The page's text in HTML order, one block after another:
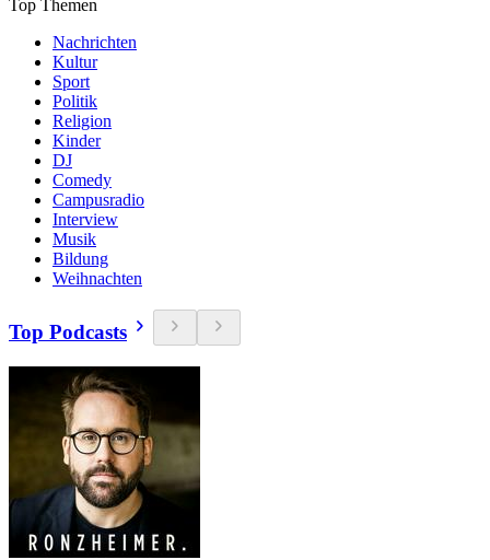
Top Themen
Nachrichten
Kultur
Sport
Politik
Religion
Kinder
DJ
Comedy
Campusradio
Interview
Musik
Bildung
Weihnachten
Top Podcasts